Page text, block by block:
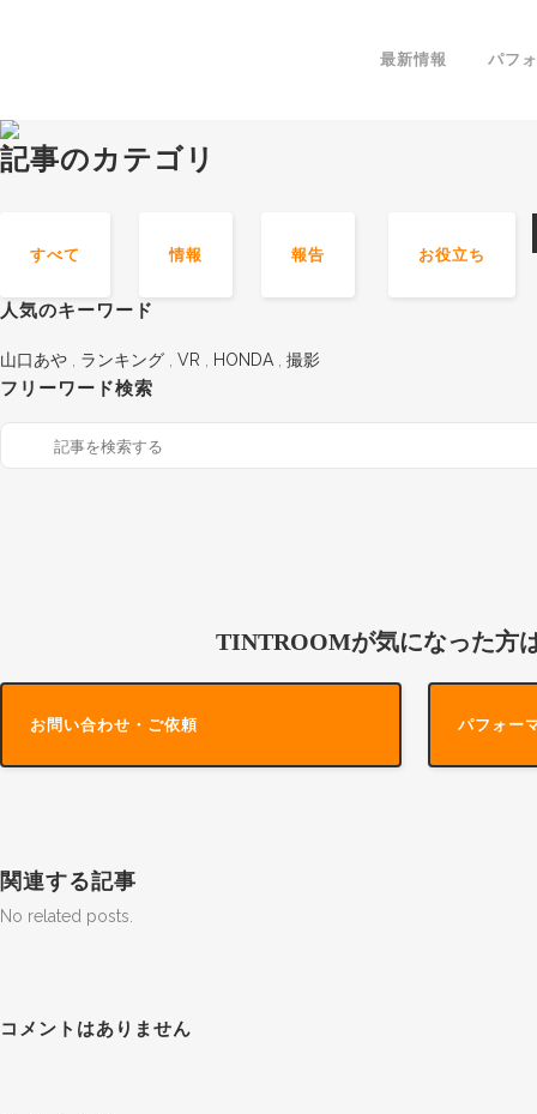
最新情報 パフ
記事のカテゴリ
すべて 情報 報告 お役立ち
人気のキーワード
山口あや ランキング VR HONDA 撮影
フリーワード検索
TINTROOMが気になった方
お問い合わせ・ご依頼 パフォー
関連する記事
No related posts.
コメントはありません